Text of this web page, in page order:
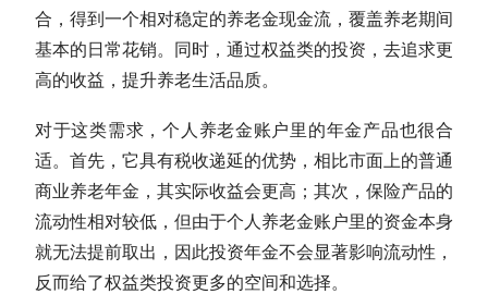
合，得到一个相对稳定的养老金现金流 ，覆盖养老期间
基本的日常花销。同时，通过权益类的投资，去追求更
高的收益，提升养老生活品质。
对于这类需求，个人养老金账户里的年金产品也很合
适。首先，它具有税收递延的优势，相比市面上的普通
商业养老年金，其实际收益会更高；其次，保险产品的
流动性相对较低，但由于个人养老金账户里的资金本身
就无法提前取出，因此投资年金不会显著影响流动性，
反而给了权益类投资更多的空间和选择。